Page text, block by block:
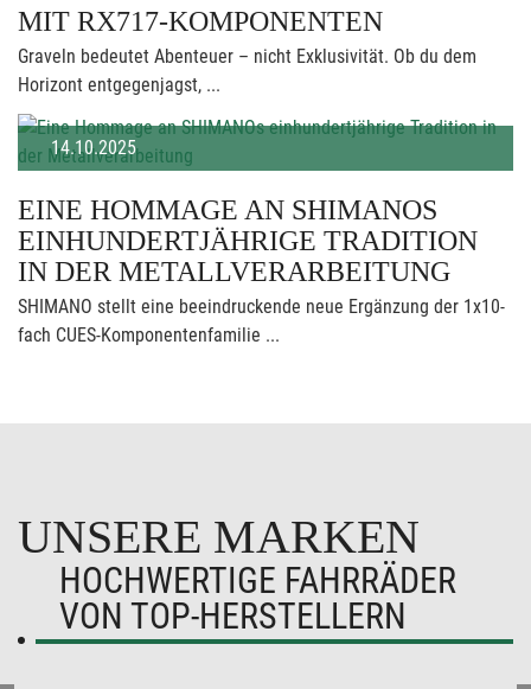
MIT RX717-KOMPONENTEN
Graveln bedeutet Abenteuer – nicht Exklusivität. Ob du dem
Horizont entgegenjagst, ...
14.10.2025
EINE HOMMAGE AN SHIMANOS
EINHUNDERTJÄHRIGE TRADITION
IN DER METALLVERARBEITUNG
SHIMANO stellt eine beeindruckende neue Ergänzung der 1x10-
fach CUES-Komponentenfamilie ...
UNSERE MARKEN
HOCHWERTIGE FAHRRÄDER
VON TOP-HERSTELLERN